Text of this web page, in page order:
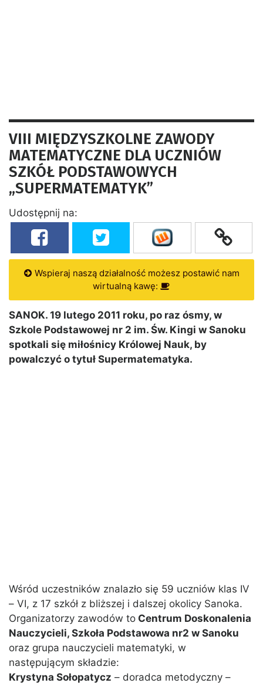
VIII MIĘDZYSZKOLNE ZAWODY
MATEMATYCZNE DLA UCZNIÓW
SZKÓŁ PODSTAWOWYCH
„SUPERMATEMATYK”
Udostępnij na:
Wspieraj naszą działalność możesz postawić nam
wirtualną kawę:
SANOK. 19 lutego 2011 roku, po raz ósmy, w
Szkole Podstawowej nr 2 im. Św. Kingi w Sanoku
spotkali się miłośnicy Królowej Nauk, by
powalczyć o tytuł Supermatematyka.
Wśród uczestników znalazło się 59 uczniów klas IV
– VI, z 17 szkół z bliższej i dalszej okolicy Sanoka.
Organizatorzy zawodów to Centrum Doskonalenia
Nauczycieli, Szkoła Podstawowa nr2 w Sanoku
oraz grupa nauczycieli matematyki, w
następującym składzie:
Krystyna Sołopatycz – doradca metodyczny –